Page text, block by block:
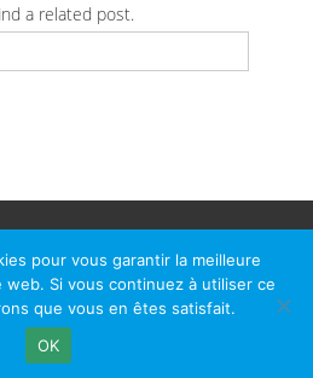
a related post.
7, place du Général de Gaulle, 47520
+33 5 53 77 18 77
pour vous garantir la meilleure
Si vous continuez à utiliser ce
que vous en êtes satisfait.
OK